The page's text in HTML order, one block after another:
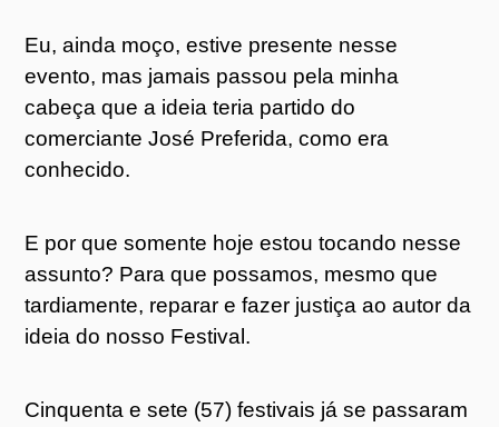
Eu, ainda moço, estive presente nesse
evento, mas jamais passou pela minha
cabeça que a ideia teria partido do
comerciante José Preferida, como era
conhecido.
E por que somente hoje estou tocando nesse
assunto? Para que possamos, mesmo que
tardiamente, reparar e fazer justiça ao autor da
ideia do nosso Festival.
Cinquenta e sete (57) festivais já se passaram